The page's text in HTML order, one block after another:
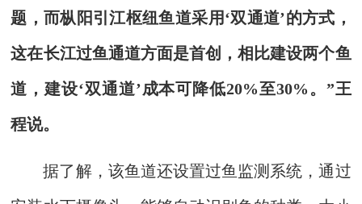
题，而枞阳引江枢纽鱼道采用‘双通道’的方式，
这在长江过鱼通道方面是首创，相比建设两个鱼
道，建设‘双通道’成本可降低20%至30%。”王
程说。
据了解，该鱼道还设置过鱼监测系统，通过